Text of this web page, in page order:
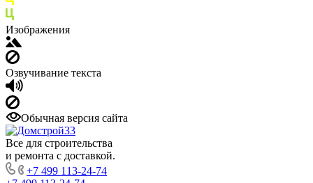
Изображения
Озвучивание текста
Обычная версия сайта
Все для строительства
и ремонта с доставкой.
+7 499 113-24-74